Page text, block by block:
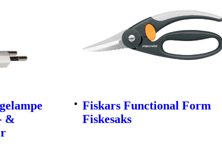
&
Fiskars Functional Form
Fiskesaks